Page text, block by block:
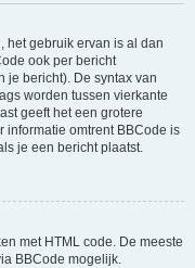
het gebruik ervan is al dan
ook per bericht
je bericht). De syntax van
worden tussen vierkante
geeft het een grotere
informatie omtrent BBCode is
je een bericht plaatst.
met HTML code. De meeste
BBCode mogelijk.